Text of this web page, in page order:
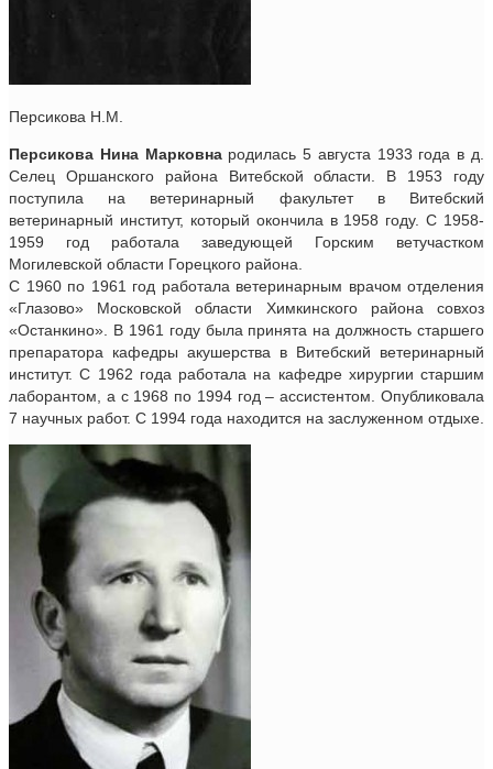
Персикова Н.М.
Персикова Нина Марковнародилась 5 августа 1933 года в д.
Селец Оршанского района Витебской области. В 1953 году
поступила на ветеринарный факультет в Витебский
ветеринарный институт, который окончила в 1958 году. С 1958-
1959 год работала заведующей Горским ветучастком
Могилевской области Горецкого района.
С 1960 по 1961 год работала ветеринарным врачом отделения
«Глазово» Московской области Химкинского района совхоз
«Останкино». В 1961 году была принята на должность старшего
препаратора кафедры акушерства в Витебский ветеринарный
институт. С 1962 года работала на кафедре хирургии старшим
лаборантом, а с 1968 по 1994 год – ассистентом. Опубликовала
7 научных работ. С 1994 года находится на заслуженном отдыхе.